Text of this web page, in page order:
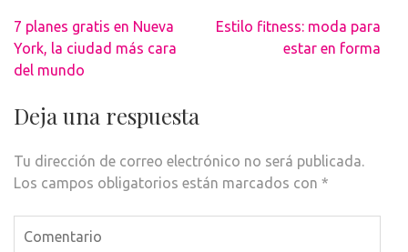
Navegación
de
entradas
7 planes gratis en Nueva
York, la ciudad más cara
del mundo
Estilo fitness: moda para
estar en forma
Deja una respuesta
Tu dirección de correo electrónico no será publicada.
Los campos obligatorios están marcados con *